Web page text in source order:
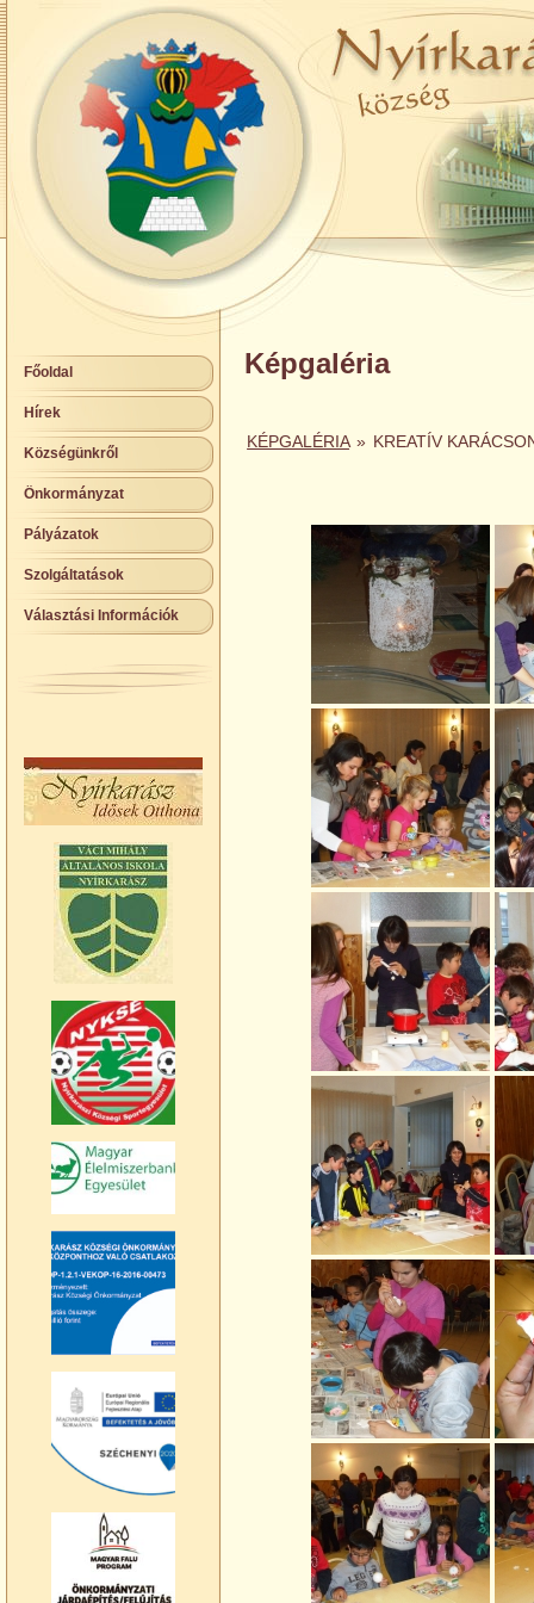
Főoldal
Hírek
Községünkről
Önkormányzat
Pályázatok
Szolgáltatások
Választási Információk
Képgaléria
KÉPGALÉRIA » KREATÍV